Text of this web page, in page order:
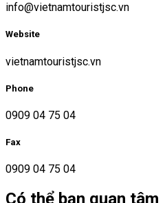
info@vietnamtouristjsc.vn
Website
vietnamtouristjsc.vn
Phone
0909 04 75 04
Fax
0909 04 75 04
Có thể bạn quan tâm